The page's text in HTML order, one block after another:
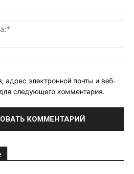
адрес электронной почты и веб-
следующего комментария.